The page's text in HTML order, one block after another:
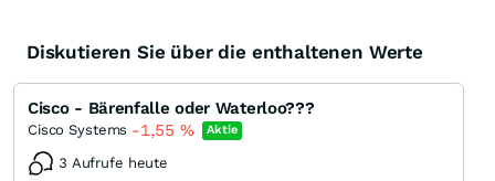
Diskutieren Sie über die enthaltenen Werte
Cisco - Bärenfalle oder Waterloo???
Cisco Systems -1,55 % Aktie
3 Aufrufe heute